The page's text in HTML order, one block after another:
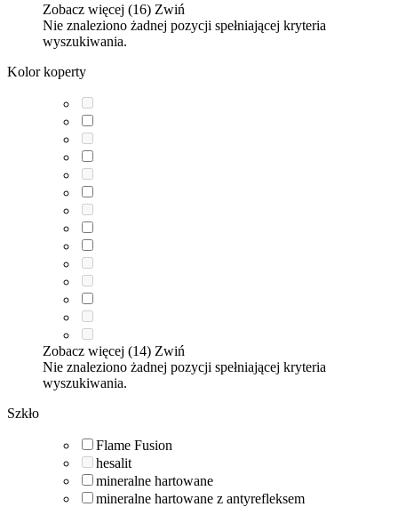
Zobacz więcej (16) Zwiń
Nie znaleziono żadnej pozycji spełniającej kryteria
wyszukiwania.
Kolor koperty
Zobacz więcej (14) Zwiń
Nie znaleziono żadnej pozycji spełniającej kryteria
wyszukiwania.
Szkło
Flame Fusion
hesalit
mineralne hartowane
mineralne hartowane z antyrefleksem